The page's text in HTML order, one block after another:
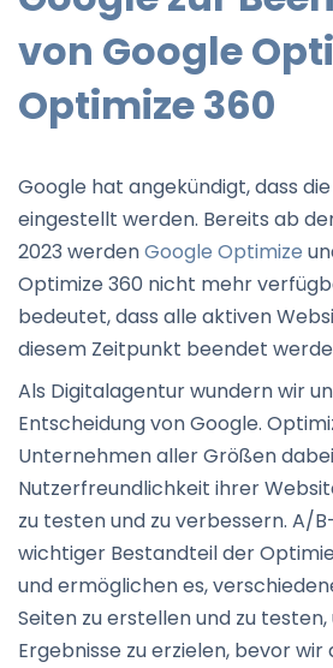
von Google
Optimize 360
Google hat angekündigt, dass
eingestellt werden. Bereits ab
2023 werdenGoogle Optimize
Optimize 360 nicht mehr
bedeutet, dass alle aktiven
diesem Zeitpunkt beendet
Als Digitalagentur wundern wir
Entscheidung von Google.
Unternehmen aller Größen
Nutzerfreundlichkeit ihrer
zu testen und zu verbessern. A/
wichtiger Bestandteil der
und ermöglichen es,
Seiten zu erstellen und zu
Ergebnisse zu erzielen, bevor